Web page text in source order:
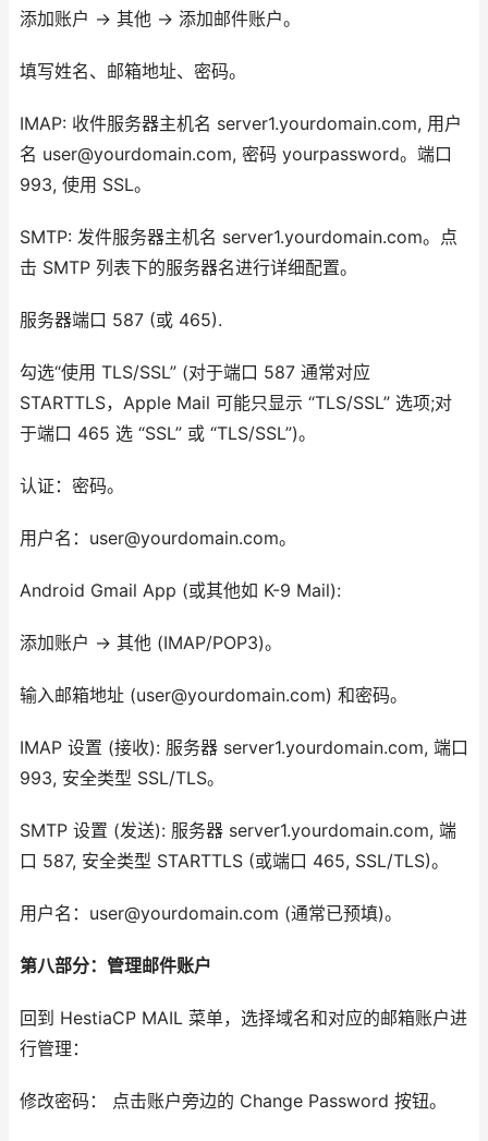
添加账户 -> 其他 -> 添加邮件账户。
填写姓名、邮箱地址、密码。
IMAP: 收件服务器主机名 server1.yourdomain.com, 用户
名 user@yourdomain.com, 密码 yourpassword。端口
993, 使用 SSL。
SMTP: 发件服务器主机名 server1.yourdomain.com。点
击 SMTP 列表下的服务器名进行详细配置。
服务器端口 587 (或 465).
勾选“使用 TLS/SSL” (对于端口 587 通常对应
STARTTLS，Apple Mail 可能只显示 “TLS/SSL” 选项;对
于端口 465 选 “SSL” 或 “TLS/SSL”)。
认证：密码。
用户名：user@yourdomain.com。
Android Gmail App (或其他如 K-9 Mail):
添加账户 -> 其他 (IMAP/POP3)。
输入邮箱地址 (user@yourdomain.com) 和密码。
IMAP 设置 (接收): 服务器 server1.yourdomain.com, 端口
993, 安全类型 SSL/TLS。
SMTP 设置 (发送): 服务器 server1.yourdomain.com, 端
口 587, 安全类型 STARTTLS (或端口 465, SSL/TLS)。
用户名：user@yourdomain.com (通常已预填)。
第八部分：管理邮件账户
回到 HestiaCP MAIL 菜单，选择域名和对应的邮箱账户进
行管理：
修改密码： 点击账户旁边的 Change Password 按钮。